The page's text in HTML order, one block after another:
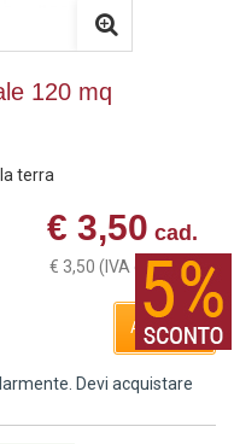
120 mq
terra
€ 3,50 cad.
€ 3,50 (IVA esclusa)
ACQUISTA
Devi acquistare